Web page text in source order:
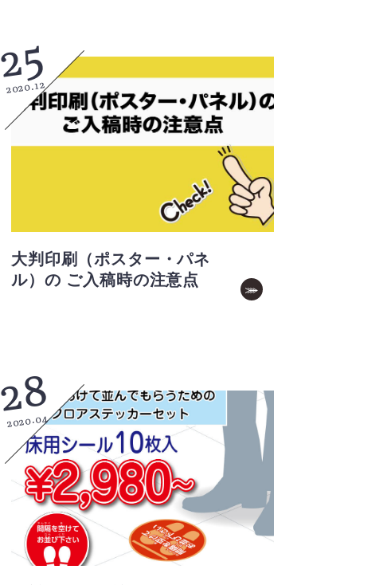
25
2020.12
大判印刷（ポスター・パネ
ル）の ご入稿時の注意点
28
2020.04